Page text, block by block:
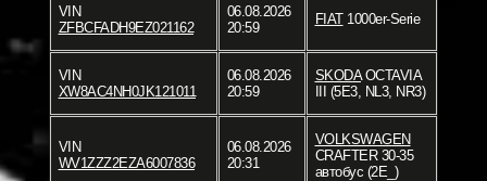
VIN
ZFBCFADH9EZ021162
06.08.2026
20:59
FIAT1000er-Serie
VIN
XW8AC4NH0JK121011
06.08.2026
20:59
SKODAOCTAVIA
III (5E3, NL3, NR3)
VIN
WV1ZZZ2EZA6007836
06.08.2026
20:31
VOLKSWAGEN
CRAFTER 30-35
автобус (2E_)